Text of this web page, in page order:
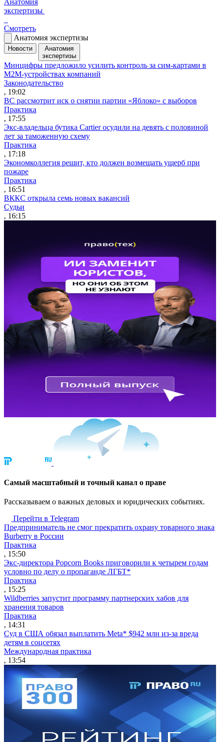
Анатомия
экспертизы
Смотреть
Анатомия экспертизы
Новости
Анатомия
экспертизы
Минцифры предложило усилить контроль за сим-картами в
M2M-устройствах компаний
Законодательство
, 19:02
ВС рассмотрит иск о снятии партии «Яблоко» с выборов
Практика
, 17:55
Экс-владельца бутика Cartier осудили на девять с половиной
лет за таможенную схему
Практика
, 17:18
Экономколлегия решит, кто должен возмещать ущерб при
пожаре
Практика
, 16:51
ВККС открыла семь новых вакансий
Судьи
, 16:15
Cамый масштабный и точный канал о праве
Рассказываем о важных деловых и юридических событиях.
Перейти в Telegram
Предприниматель не смог прекратить охрану товарного знака
Burberry в России
Практика
, 15:50
Экс-директора Popcorn Books приговорили к четырем годам
условно по делу о пропаганде ЛГБТ*
Практика
, 15:25
Wildberries запустит программу партнерских хабов для
хранения товаров
Практика
, 14:31
Суд в США обязал выплатить Meta* $942 млн из-за вреда
детям в соцсетях
Международная практика
, 13:54